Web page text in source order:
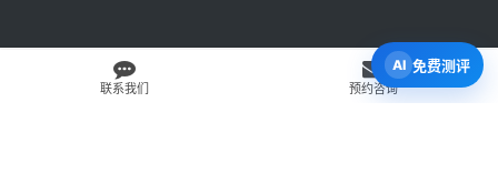
联系我们 预约咨询
免费测评